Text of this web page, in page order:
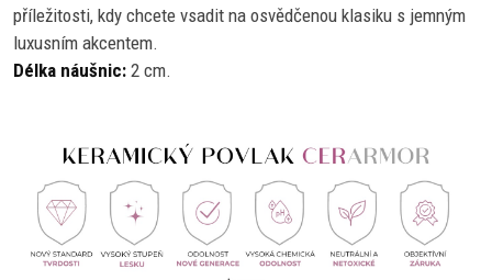
příležitosti, kdy chcete vsadit na osvědčenou klasiku s jemným
luxusním akcentem.
Délka náušnic: 2 cm.